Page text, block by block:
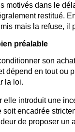
motivés dans le
restitué.
mais la refuse, il
préalable
son
dépend en tout
la loi.
introduit une
encadrée
de proposer un